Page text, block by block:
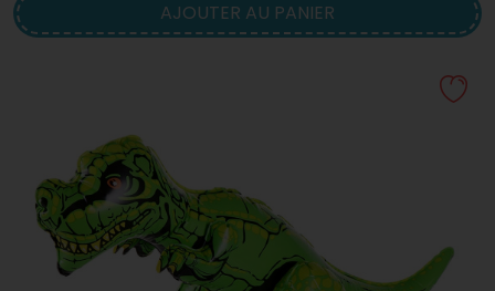
AJOUTER AU PANIER